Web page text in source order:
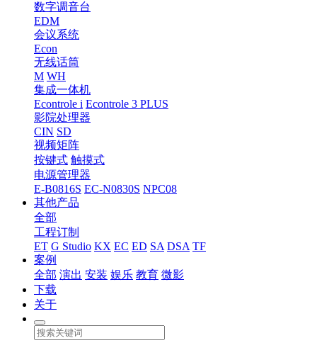
数字调音台
EDM
会议系统
Econ
无线话筒
M WH
集成一体机
Econtrole i Econtrole 3 PLUS
影院处理器
CIN SD
视频矩阵
按键式 触摸式
电源管理器
E-B0816S EC-N0830S NPC08
其他产品
全部
工程订制
ET G Studio KX EC ED SA DSA TF
案例
全部 演出 安装 娱乐 教育 微影
下载
关于